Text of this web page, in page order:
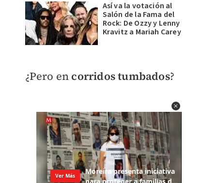
Así va la votación al
Salón de la Fama del
Rock: De Ozzy y Lenny
Kravitz a Mariah Carey
¿Pero en corridos tumbados?